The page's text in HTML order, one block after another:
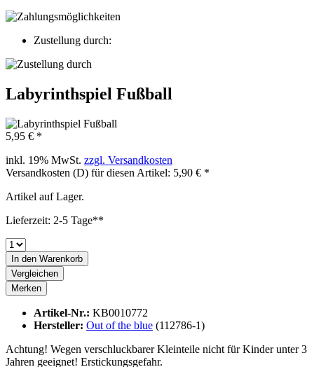
Zustellung durch:
Labyrinthspiel Fußball
5,95 € *
inkl. 19% MwSt. zzgl. Versandkosten
Versandkosten (D) für diesen Artikel: 5,90 € *
Artikel auf Lager.
Lieferzeit: 2-5 Tage**
In den Warenkorb
Vergleichen
Merken
Artikel-Nr.: KB0010772
Hersteller: Out of the blue (112786-1)
Achtung! Wegen verschluckbarer Kleinteile nicht für Kinder unter 3
Jahren geeignet! Erstickungsgefahr.